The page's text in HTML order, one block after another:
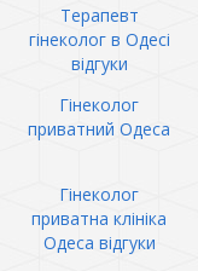
Терапевт
гінеколог в Одесі
відгуки
Гінеколог
приватний Одеса
Гінеколог
приватна клініка
Одеса відгуки